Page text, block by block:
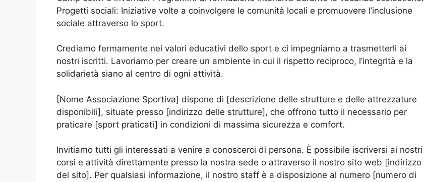
Progetti sociali: Iniziative volte a coinvolgere le comunità locali e promuovere l’inclusione
sociale attraverso lo sport.
Crediamo fermamente nei valori educativi dello sport e ci impegniamo a trasmetterli ai
nostri iscritti. Lavoriamo per creare un ambiente in cui il rispetto reciproco, l’integrità e la
solidarietà siano al centro di ogni attività.
[Nome Associazione Sportiva] dispone di [descrizione delle strutture e delle attrezzature
disponibili], situate presso [indirizzo delle strutture], che offrono tutto il necessario per
praticare [sport praticati] in condizioni di massima sicurezza e comfort.
Invitiamo tutti gli interessati a venire a conoscerci di persona. È possibile iscriversi ai nostri
corsi e attività direttamente presso la nostra sede o attraverso il nostro sito web [indirizzo
del sito]. Per qualsiasi informazione, il nostro staff è a disposizione al numero [numero di